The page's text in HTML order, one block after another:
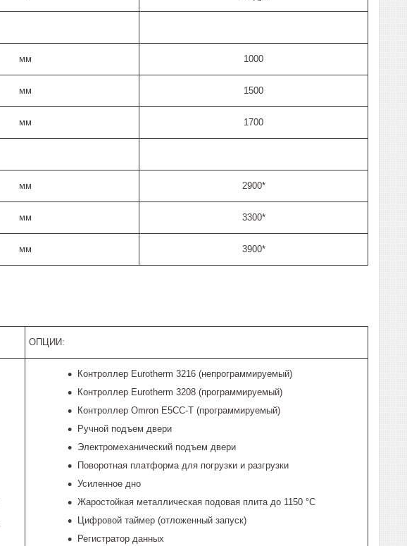
мм 1000
мм 1500
мм 1700
мм 2900*
мм 3300*
мм 3900*
ОПЦИИ:
Контроллер Eurotherm 3216 (непрограммируемый)
Контроллер Eurotherm 3208 (программируемый)
Контроллер Omron E5CC-T (программируемый)
Ручной подъем двери
Электромеханический подъем двери
Поворотная платформа для погрузки и разгрузки
Усиленное дно
Жаростойкая металлическая подовая плита до 1150 °C
Цифровой таймер (отложенный запуск)
Регистратор данных